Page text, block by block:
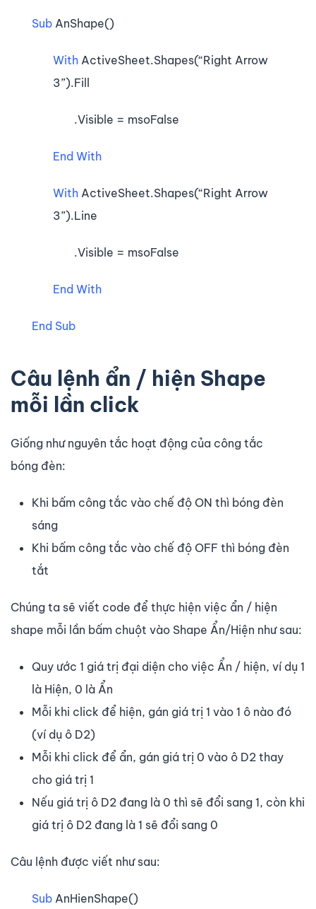
Sub AnShape()
With ActiveSheet.Shapes(“Right Arrow
3”).Fill
.Visible = msoFalse
End With
With ActiveSheet.Shapes(“Right Arrow
3”).Line
.Visible = msoFalse
End With
End Sub
Câu lệnh ẩn / hiện Shape
mỗi lần click
Giống như nguyên tắc hoạt động của công tắc
bóng đèn:
Khi bấm công tắc vào chế độ ON thì bóng đèn
sáng
Khi bấm công tắc vào chế độ OFF thì bóng đèn
tắt
Chúng ta sẽ viết code để thực hiện việc ẩn / hiện
shape mỗi lần bấm chuột vào Shape Ẩn/Hiện như sau:
Quy ước 1 giá trị đại diện cho việc Ẩn / hiện, ví dụ 1
là Hiện, 0 là Ẩn
Mỗi khi click để hiện, gán giá trị 1 vào 1 ô nào đó
(ví dụ ô D2)
Mỗi khi click để ẩn, gán giá trị 0 vào ô D2 thay
cho giá trị 1
Nếu giá trị ô D2 đang là 0 thì sẽ đổi sang 1, còn khi
giá trị ô D2 đang là 1 sẽ đổi sang 0
Câu lệnh được viết như sau:
Sub AnHienShape()